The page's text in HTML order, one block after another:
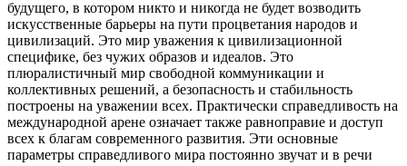
будущего, в котором никто и никогда не будет возводить
искусственные барьеры на пути процветания народов и
цивилизаций. Это мир уважения к цивилизационной
специфике, без чужих образов и идеалов. Это
плюралистичный мир свободной коммуникации и
коллективных решений, а безопасность и стабильность
построены на уважении всех. Практически справедливость на
международной арене означает также равноправие и доступ
всех к благам современного развития. Эти основные
параметры справедливого мира постоянно звучат и в речи